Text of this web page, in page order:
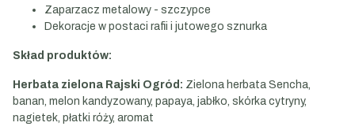
Zaparzacz metalowy - szczypce
Dekoracje w postaci rafii i jutowego sznurka
Skład produktów:
Herbata zielona Rajski Ogród: Zielona herbata Sencha,
banan, melon kandyzowany, papaya, jabłko, skórka cytryny,
nagietek, płatki róży, aromat